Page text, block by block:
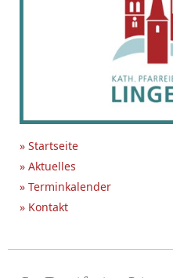
» Startseite
» Aktuelles
» Terminkalender
» Kontakt